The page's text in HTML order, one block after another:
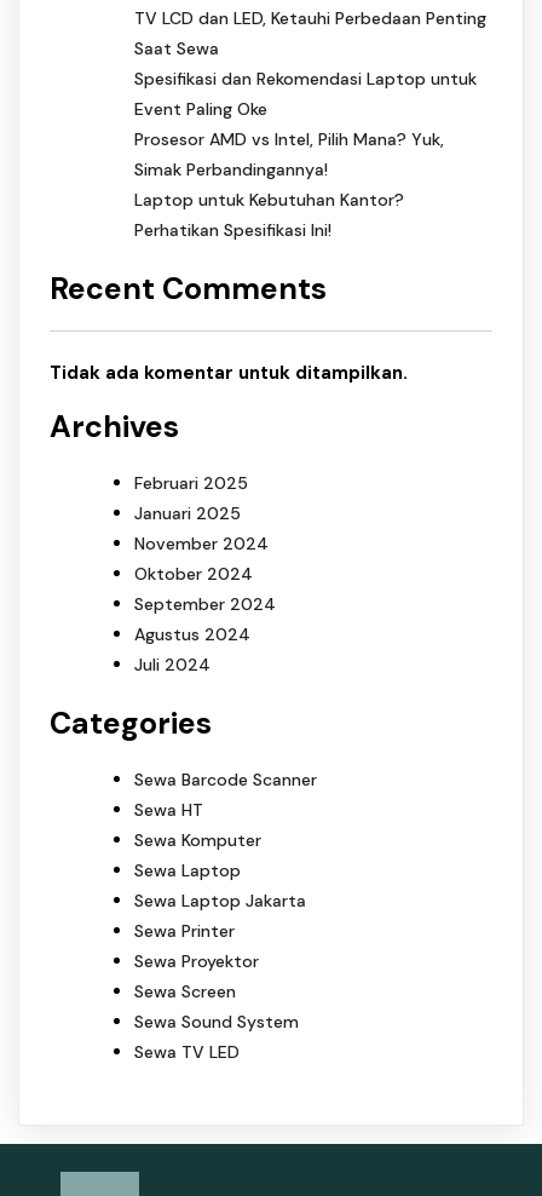
TV LCD dan LED, Ketauhi Perbedaan Penting
Saat Sewa
Spesifikasi dan Rekomendasi Laptop untuk
Event Paling Oke
Prosesor AMD vs Intel, Pilih Mana? Yuk,
Simak Perbandingannya!
Laptop untuk Kebutuhan Kantor?
Perhatikan Spesifikasi Ini!
Recent Comments
Tidak ada komentar untuk ditampilkan.
Archives
Februari 2025
Januari 2025
November 2024
Oktober 2024
September 2024
Agustus 2024
Juli 2024
Categories
Sewa Barcode Scanner
Sewa HT
Sewa Komputer
Sewa Laptop
Sewa Laptop Jakarta
Sewa Printer
Sewa Proyektor
Sewa Screen
Sewa Sound System
Sewa TV LED